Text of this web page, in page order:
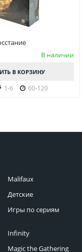
В наличии
В КОРЗИНУ
1-6 60-120
Malifaux
Детские
Игры по сериям
Infinity
Magic the Gathering